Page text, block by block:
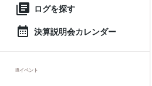
ログを探す
決算説明会カレンダー
IRイベント